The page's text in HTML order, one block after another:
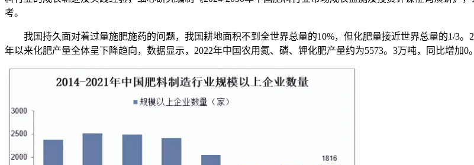
考。
我国持久面对着过量施肥施药的问题，我国耕地面积不到全世界总量的10%，但化肥量接近世界总量的1/3。
年以来化肥产量全体呈下降趋向，数据显示，2022年中国农用氮、磷、钾化肥产量约为5573。3万吨，同比增加0